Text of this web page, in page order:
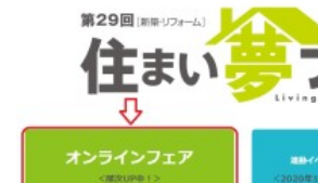
Project
私たちの取り組み
Information
家づくりに役立つ情報